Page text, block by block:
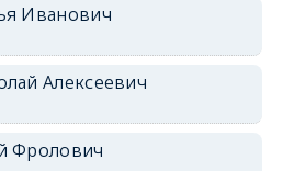
Иванович
Алексеевич
Фролович